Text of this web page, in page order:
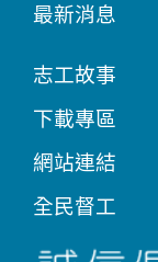
最新消息
志工故事
下載專區
網站連結
全民督工